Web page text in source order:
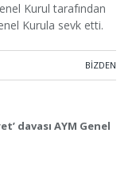
Kurul tarafından
Kurula sevk etti.
BIZDEN
davası AYM Genel